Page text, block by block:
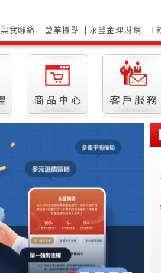
與我聯絡 營業據點 永豐金理財網 F